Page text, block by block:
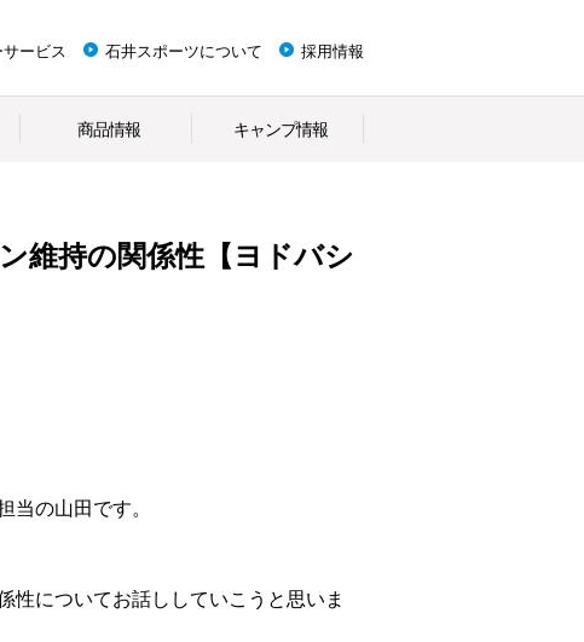
ービス 石井スポーツについて 採用情報
商品情報 キャンプ情報
維持の関係性【ヨドバシ
当の山田です。
性についてお話ししていこうと思いま